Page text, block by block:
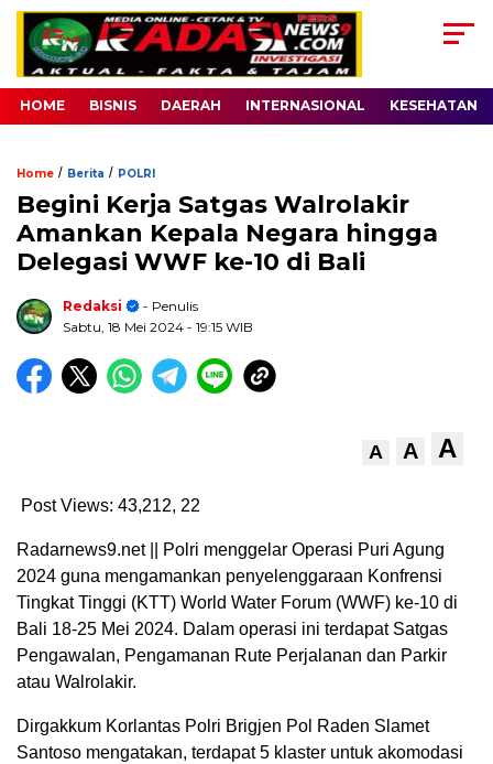
HOME BISNIS DAERAH INTERNASIONAL KESEHATAN
Home / Berita / POLRI
Begini Kerja Satgas Walrolakir
Amankan Kepala Negara hingga
Delegasi WWF ke-10 di Bali
Redaksi
- Penulis
Sabtu, 18 Mei 2024 - 19:15 WIB
A A A
Post Views: 43,212, 22
Radarnews9.net || Polri menggelar Operasi Puri Agung
2024 guna mengamankan penyelenggaraan Konfrensi
Tingkat Tinggi (KTT) World Water Forum (WWF) ke-10 di
Bali 18-25 Mei 2024. Dalam operasi ini terdapat Satgas
Pengawalan, Pengamanan Rute Perjalanan dan Parkir
atau Walrolakir.
Dirgakkum Korlantas Polri Brigjen Pol Raden Slamet
Santoso mengatakan, terdapat 5 klaster untuk akomodasi